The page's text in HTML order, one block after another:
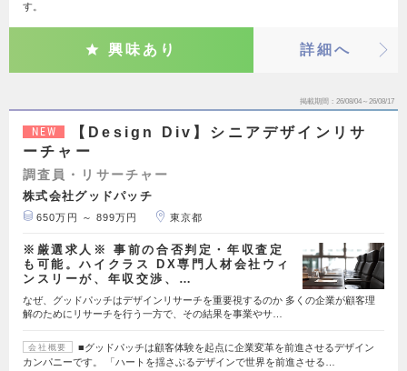
す。
興味あり 詳細へ
掲載期間 26/08/04～26/08/17
NEW
【Design Div】シニアデザインリサ
ーチャー
調査員・リサーチャー
株式会社グッドパッチ
650万円 ～ 899万円 東京都
※厳選求人※ 事前の合否判定・年収査定
も可能。ハイクラス DX専門人材会社ウィ
ンスリーが、年収交渉、…
なぜ、グッドパッチはデザインリサーチを重要視するのか 多くの企業が顧客理
解のためにリサーチを行う一方で、その結果を事業やサ…
会社概要
■グッドパッチは顧客体験を起点に企業変革を前進させるデザイン
カンパニーです。 「ハートを揺さぶるデザインで世界を前進させる…